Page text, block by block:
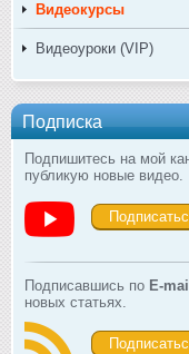
Видеокурсы
Видеоуроки (VIP)
Подписка
Подпишитесь на мой
публикую новые видео.
Подписавшись по E-mail
новых статьях.